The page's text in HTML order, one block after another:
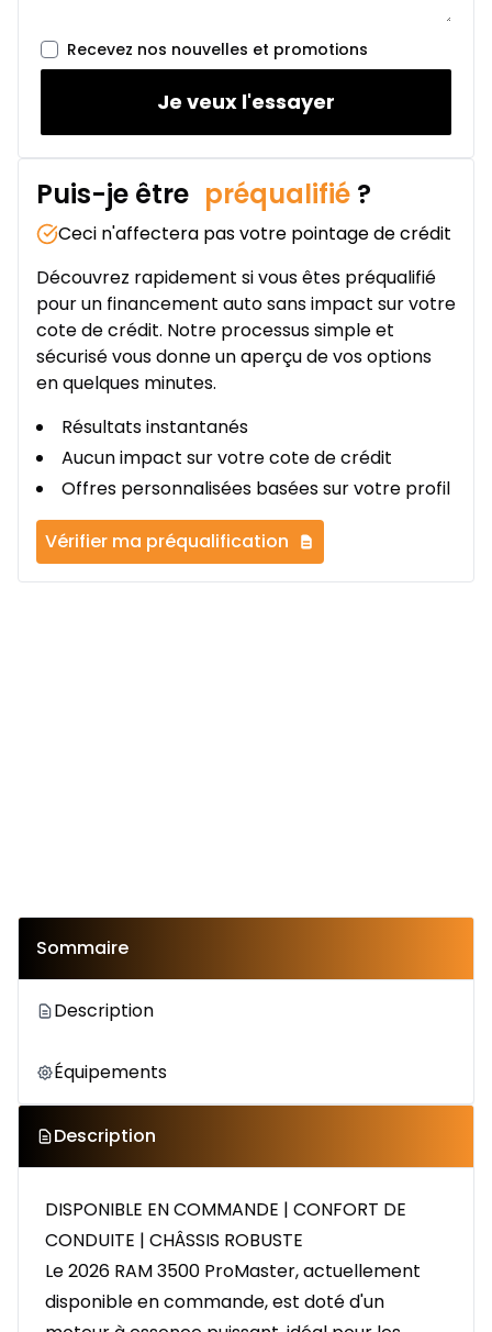
Recevez nos nouvelles et promotions
Je veux l'essayer
Puis-je être préqualifié ?
Ceci n'affectera pas votre pointage de crédit
Découvrez rapidement si vous êtes préqualifié
pour un financement auto sans impact sur votre
cote de crédit. Notre processus simple et
sécurisé vous donne un aperçu de vos options
en quelques minutes.
Résultats instantanés
Aucun impact sur votre cote de crédit
Offres personnalisées basées sur votre profil
Vérifier ma préqualification
Sommaire
Description
Équipements
Description
DISPONIBLE EN COMMANDE | CONFORT DE
CONDUITE | CHÂSSIS ROBUSTE
Le 2026 RAM 3500 ProMaster, actuellement
disponible en commande, est doté d'un